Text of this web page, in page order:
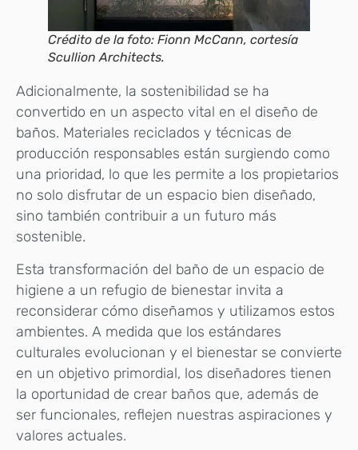
Crédito de la foto: Fionn McCann, cortesía
Scullion Architects.
Adicionalmente, la sostenibilidad se ha
convertido en un aspecto vital en el diseño de
baños. Materiales reciclados y técnicas de
producción responsables están surgiendo como
una prioridad, lo que les permite a los propietarios
no solo disfrutar de un espacio bien diseñado,
sino también contribuir a un futuro más
sostenible.
Esta transformación del baño de un espacio de
higiene a un refugio de bienestar invita a
reconsiderar cómo diseñamos y utilizamos estos
ambientes. A medida que los estándares
culturales evolucionan y el bienestar se convierte
en un objetivo primordial, los diseñadores tienen
la oportunidad de crear baños que, además de
ser funcionales, reflejen nuestras aspiraciones y
valores actuales.